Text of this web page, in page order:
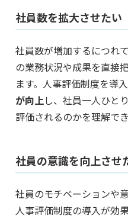
社員数を拡大させたい
社員数が増加するにつれ
の業務状況や成果を直接
ます。人事評価制度を導
が向上し、社員一人ひと
評価されるのかを理解で
社員の意識を向上させ
社員のモチベーションや
人事評価制度の導入が効